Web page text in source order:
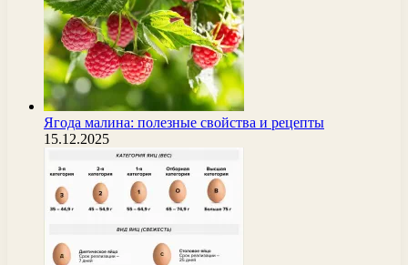
Ягода малина: полезные свойства и рецепты
15.12.2025